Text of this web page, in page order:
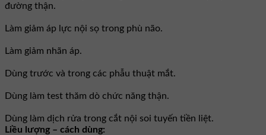
đường thận.
Làm giảm áp lực nội sọ trong phù não.
Làm giảm nhãn áp.
Dùng trước và trong các phẫu thuật mắt.
Dùng làm test thăm dò chức năng thận.
Dùng làm dịch rửa trong cắt nội soi tuyến tiền liệt.
Liều lượng – cách dùng: